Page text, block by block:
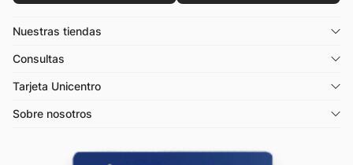
Nuestras tiendas
Consultas
Tarjeta Unicentro
Sobre nosotros